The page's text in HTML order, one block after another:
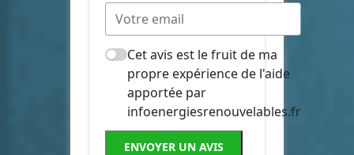
Cet avis est le fruit de ma
propre expérience de l'aide
apportée par
infoenergiesrenouvelables.fr
ENVOYER UN AVIS